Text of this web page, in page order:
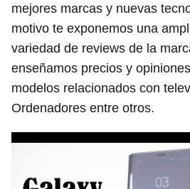
mejores marcas y nuevas
motivo te exponemos una
variedad de reviews de la
enseñamos precios y
modelos relacionados con
Ordenadores entre otros.